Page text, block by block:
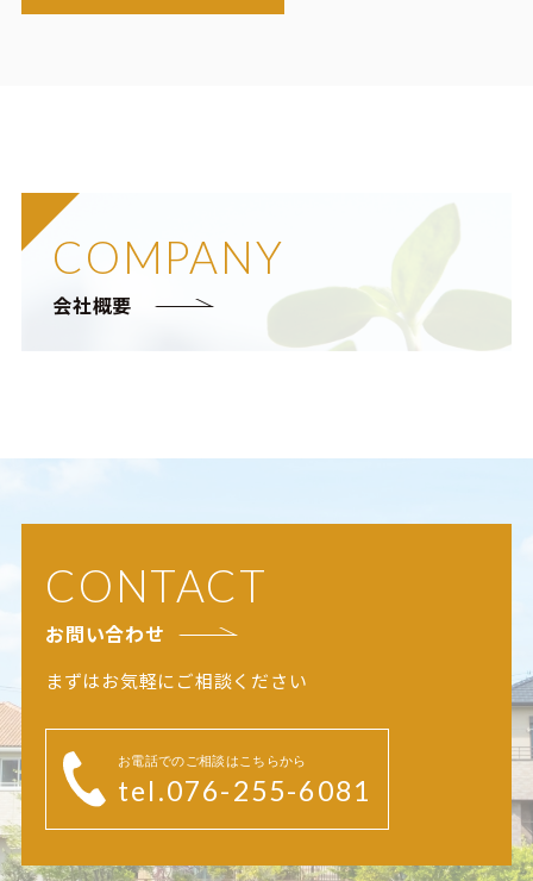
COMPANY
会社概要
CONTACT
お問い合わせ
まずはお気軽にご相談ください
お電話でのご相談はこちらから
tel.076-255-6081